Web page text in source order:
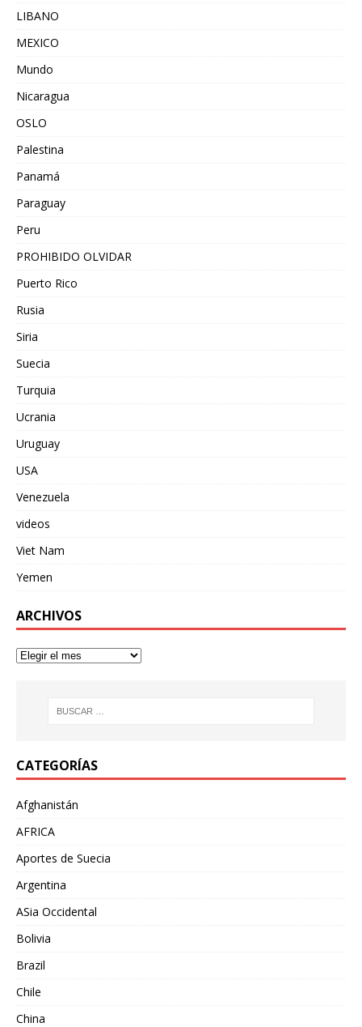
LIBANO
MEXICO
Mundo
Nicaragua
OSLO
Palestina
Panamá
Paraguay
Peru
PROHIBIDO OLVIDAR
Puerto Rico
Rusia
Siria
Suecia
Turquia
Ucrania
Uruguay
USA
Venezuela
videos
Viet Nam
Yemen
ARCHIVOS
CATEGORÍAS
Afghanistán
AFRICA
Aportes de Suecia
Argentina
ASia Occidental
Bolivia
Brazil
Chile
China